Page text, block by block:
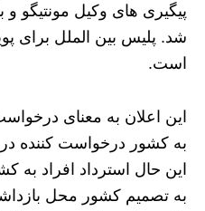
پیگیری های وکیل مونتیگو و
شد. پلیس بین الملل برای
است.
این اعلان به معنای
به کشور درخواست کننده
این حال استرداد افراد به
به تصمیم کشور محل